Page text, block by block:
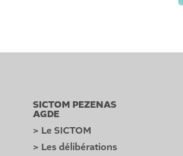
SICTOM PEZENAS
AGDE
> Le SICTOM
> Les délibérations